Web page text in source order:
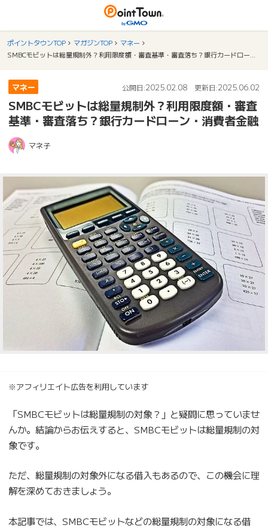
ポイントタウンTOP マガジンTOP
マネー
マネー 公開日:2025.02.08 更新日:2025.06.02
SMBCモビットは総量規制外？利用限度額・審査
基準・審査落ち？銀行カードローン・消費者金融
マネ子
※アフィリエイト広告を利用しています
「SMBCモビットは総量規制の対象？」と疑問に思っていませ
んか。結論からお伝えすると、SMBCモビットは総量規制の対
象です。
ただ、総量規制の対象外になる借入もあるので、この機会に理
解を深めておきましょう。
本記事では、SMBCモビットなどの総量規制の対象になる借